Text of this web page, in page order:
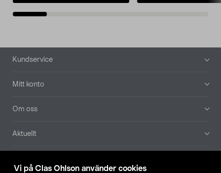
Vi på Clas Ohlson använder cookies
Sidfot
Kundservice
Mitt konto
Om oss
Aktuellt